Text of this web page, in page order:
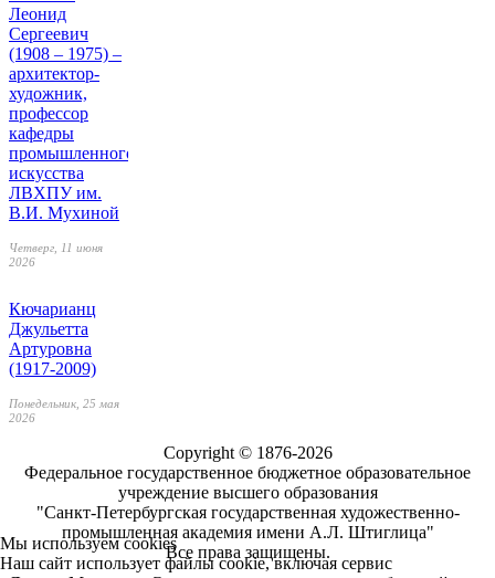
Леонид
Сергеевич
(1908 – 1975) –
архитектор-
художник,
профессор
кафедры
промышленного
искусства
ЛВХПУ им.
В.И. Мухиной
Четверг, 11 июня
2026
Кючарианц
Джульетта
Артуровна
(1917-2009)
Понедельник, 25 мая
2026
Copyright © 1876-2026
Федеральное государственное бюджетное образовательное
учреждение высшего образования
"Санкт-Петербургская государственная художественно-
промышленная академия имени А.Л. Штиглица"
Все права защищены.
Мы используем cookies
Наш сайт использует файлы cookie, включая сервис